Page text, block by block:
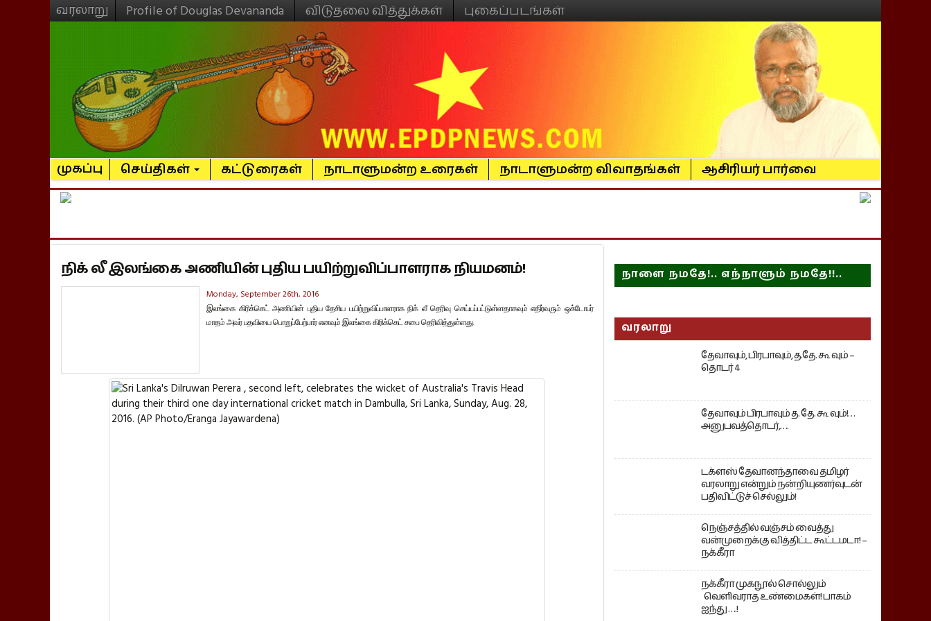
வரலாறு Profile of Douglas Devananda விடுதலை வித்துக்கள் புகைப்படங்கள்
முகப்பு செய்திகள் கட்டுரைகள் நாடாளுமன்ற உரைகள் நாடாளுமன்ற விவாதங்கள் ஆசிரியர் பார்வை
நிக் லீ இலங்கை அணியின் புதிய பயிற்றுவிப்பாளராக நியமனம்!
Monday, September 26th, 2016
இலங்கை கிரிக்கெட் அணியின் புதிய தேசிய பயிற்றுவிப்பாளராக நிக் லீ தெரிவு செய்யப்பட்டுள்ளதாகவும் எதிர்வரும் ஒக்டோபர்
மாதம் அவர் பதவியை பொறுப்பேற்பார் எனவும் இலங்கை கிரிக்கெட் சபை தெரிவித்துள்ளது.
நாளை நமதே!.. எந்நாளும் நமதே!!..
வரலாறு
தேவாவும், பிரபாவும், த.தே. கூ வும் –
தொடர் 4
தேவாவும் பிரபாவும் த. தே. கூ வும்!…
அனுபவத்தொடர்,….
டக்ளஸ் தேவானந்தாவை தமிழர்
வரலாறு என்றும் நன்றியுணர்வுடன்
பதிவிட்டுச் செல்லும்!
நெஞ்சத்தில் வஞ்சம் வைத்து
வன்முறைக்கு வித்திட்ட கூட்டமடா! –
நக்கீரா
நக்கீரா முகநூல் சொல்லும்
வெளிவராத உண்மைகள்! பாகம்
ஐந்து ….!